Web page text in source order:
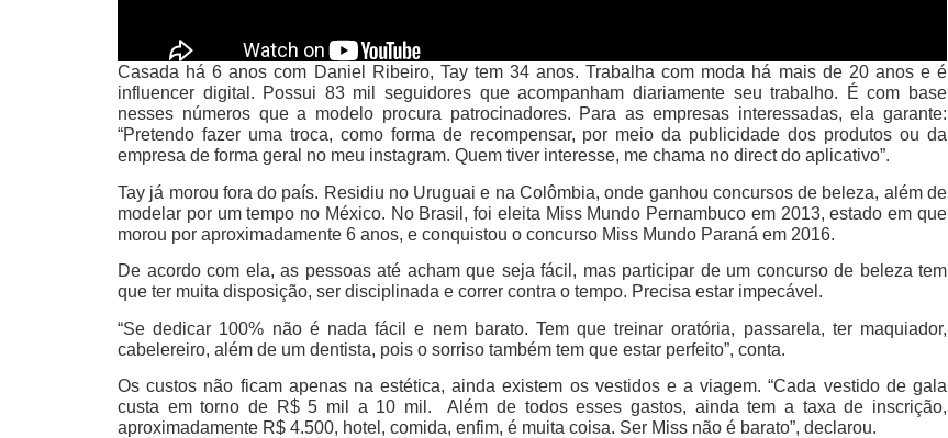
Casada há 6 anos com Daniel Ribeiro, Tay tem 34 anos. Trabalha com moda há mais de 20 anos e é
influencer digital. Possui 83 mil seguidores que acompanham diariamente seu trabalho. É com base
nesses números que a modelo procura patrocinadores. Para as empresas interessadas, ela garante:
“Pretendo fazer uma troca, como forma de recompensar, por meio da publicidade dos produtos ou da
empresa de forma geral no meu instagram. Quem tiver interesse, me chama no direct do aplicativo”.
Tay já morou fora do país. Residiu no Uruguai e na Colômbia, onde ganhou concursos de beleza, além de
modelar por um tempo no México. No Brasil, foi eleita Miss Mundo Pernambuco em 2013, estado em que
morou por aproximadamente 6 anos, e conquistou o concurso Miss Mundo Paraná em 2016.
De acordo com ela, as pessoas até acham que seja fácil, mas participar de um concurso de beleza tem
que ter muita disposição, ser disciplinada e correr contra o tempo. Precisa estar impecável.
“Se dedicar 100% não é nada fácil e nem barato. Tem que treinar oratória, passarela, ter maquiador,
cabelereiro, além de um dentista, pois o sorriso também tem que estar perfeito”, conta.
Os custos não ficam apenas na estética, ainda existem os vestidos e a viagem. “Cada vestido de gala
custa em torno de R$ 5 mil a 10 mil. Além de todos esses gastos, ainda tem a taxa de inscrição,
aproximadamente R$ 4.500, hotel, comida, enfim, é muita coisa. Ser Miss não é barato”, declarou.